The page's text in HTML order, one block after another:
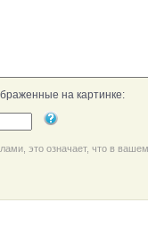
на картинке:
это означает, что в